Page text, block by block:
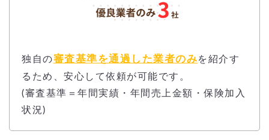
独自の審査基準を通過した業者のみを紹介す
るため、安心して依頼が可能です。
(審査基準＝年間実績・年間売上金額・保険加入
状況)